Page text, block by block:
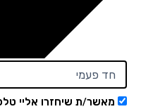
מאשר/ת שיחזרו אליי טלפונית.